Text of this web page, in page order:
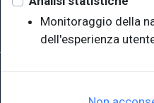
EUT in cifre
P.IVA 00211830328 - C.F.
Monitoraggio della
dell'esperienza